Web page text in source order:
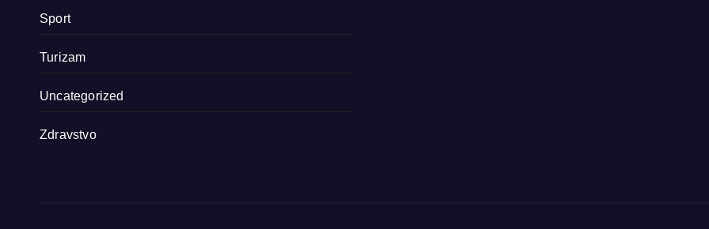
Sport
Turizam
Uncategorized
Zdravstvo